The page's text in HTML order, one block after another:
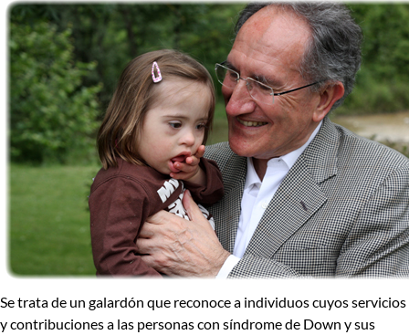
Se trata de un galardón que reconoce a individuos cuyos servicios
y contribuciones a las personas con síndrome de Down y sus